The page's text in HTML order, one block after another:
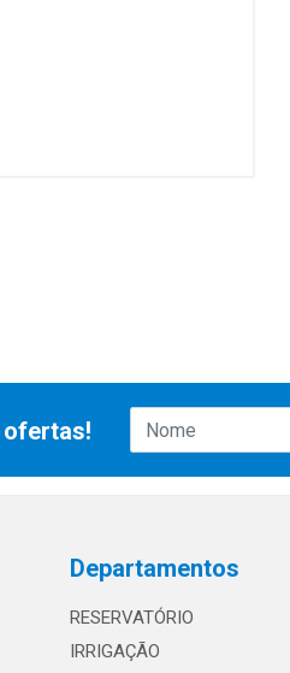
Departamentos
RESERVATÓRIO
IRRIGAÇÃO